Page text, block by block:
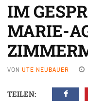
IM
MARIE-
VON UTE NEUBAUER
TEILEN: